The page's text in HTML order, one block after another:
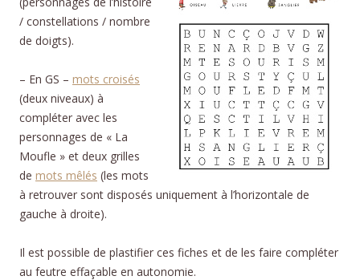
/ constellations / nombre
de doigts).
– En GS – mots croisés
(deux niveaux) à
compléter avec les
personnages de « La
Moufle » et deux grilles
de mots mêlés (les mots
à retrouver sont disposés uniquement à l’horizontale de
gauche à droite).
Il est possible de plastifier ces fiches et de les faire compléter
au feutre effaçable en autonomie.